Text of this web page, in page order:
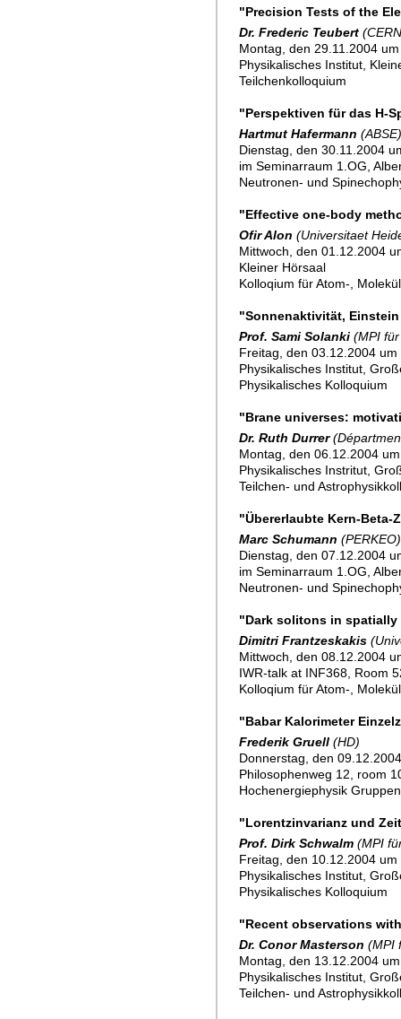
"Precision Tests of the
Dr. Frederic Teubert
Montag, den 29.11.2004
Physikalisches Institut,
Teilchenkolloquium
"Perspektiven für das H-
Hartmut Hafermann (ABSE)
Dienstag, den 30.11.2004
im Seminarraum 1.OG,
Neutronen- und
"Effective one-body
Ofir Alon (Universitaet
Mittwoch, den 01.12.2004
Kleiner Hörsaal
Kolloqium für Atom-,
"Sonnenaktivität,
Prof. Sami Solanki (MPI
Freitag, den 03.12.2004
Physikalisches Institut,
Physikalisches Kolloquium
"Brane universes:
Dr. Ruth Durrer
Montag, den 06.12.2004
Physikalisches Instritut,
Teilchen- und
"Übererlaubte Kern-Beta-
Marc Schumann (PERKEO)
Dienstag, den 07.12.2004
im Seminarraum 1.OG,
Neutronen- und
"Dark solitons in
Dimitri Frantzeskakis
Mittwoch, den 08.12.2004
IWR-talk at INF368, Room
Kolloqium für Atom-,
"Babar Kalorimeter
Frederik Gruell (HD)
Donnerstag, den
Philosophenweg 12, room
Hochenergiephysik
"Lorentzinvarianz und
Prof. Dirk Schwalm (MPI
Freitag, den 10.12.2004
Physikalisches Institut,
Physikalisches Kolloquium
"Recent observations
Dr. Conor Masterson (MPI
Montag, den 13.12.2004
Physikalisches Institut,
Teilchen- und